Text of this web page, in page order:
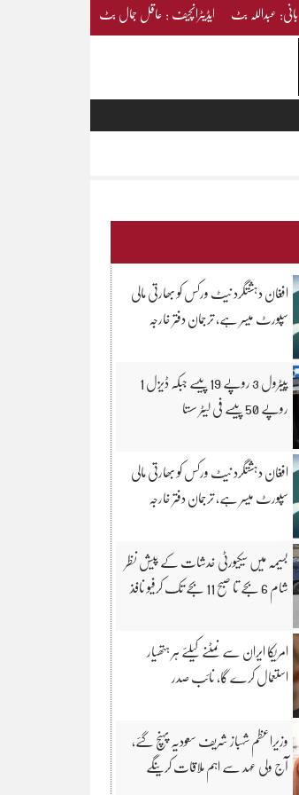
بانی: عبداللہ بٹ ایڈیٹرانچیف : عاقل جمال بٹ
افغان دہشتگرد نیٹ ورکس کو بھارتی مالی
سپورٹ میسر ہے، ترجمان دفتر خارجہ
پیٹرول 3 روپے 19 پیسے جبکہ ڈیزل 1
روپے 50 پیسے فی لیٹر سستا
افغان دہشتگرد نیٹ ورکس کو بھارتی مالی
سپورٹ میسر ہے، ترجمان دفتر خارجہ
بسیمہ میں سیکیورٹی خدشات کے پیش نظر
شام 6 بجے تا صبح 11 بجے تک کرفیو نافذ
امریکا ایران سے نمٹنے کیلئے ہر ہتھیار
استعمال کرے گا، نائب صدر
وزیراعظم شہباز شریف سعودیہ پہنچ گئے،
آج ولی عہد سے اہم ملاقات کرینگے